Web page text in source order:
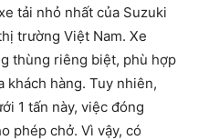
tải nhỏ nhất của Suzuki
trường Việt Nam. Xe
thùng riêng biệt, phù hợp
hàng. Tuy nhiên,
1 tấn này, việc đóng
phép chở. Vì vậy, có